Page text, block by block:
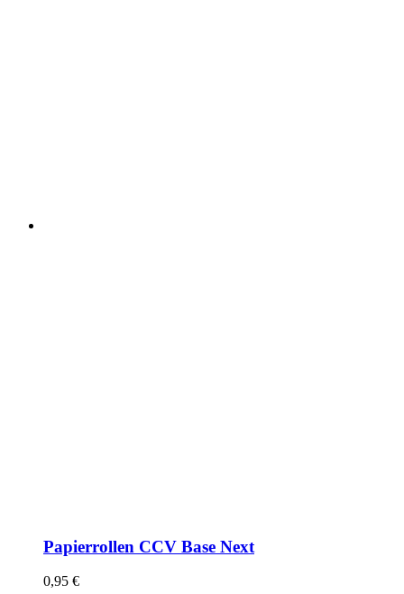
Papierrollen CCV Base Next
0,95 €